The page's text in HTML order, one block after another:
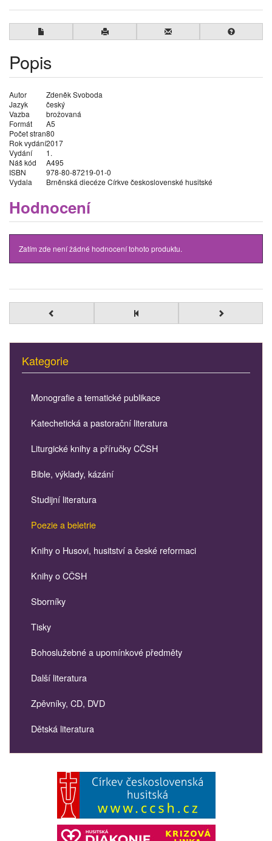
Popis
Autor
Zdeněk Svoboda
Jazyk
český
Vazba
brožovaná
Formát
A5
Počet stran80
Rok vydání2017
Vydání
1.
Náš kód
A495
ISBN
978-80-87219-01-0
Vydala
Brněnská diecéze Církve československé husitské
Hodnocení
Zatím zde není žádné hodnocení tohoto produktu.
Kategorie
Monografie a tematické publikace
Katechetická a pastorační literatura
Liturgické knihy a příručky CČSH
Bible, výklady, kázání
Studijní literatura
Poezie a beletrie
Knihy o Husovi, husitství a české reformaci
Knihy o CČSH
Sborníky
Tisky
Bohoslužebné a upomínkové předměty
Další literatura
Zpěvníky, CD, DVD
Dětská literatura